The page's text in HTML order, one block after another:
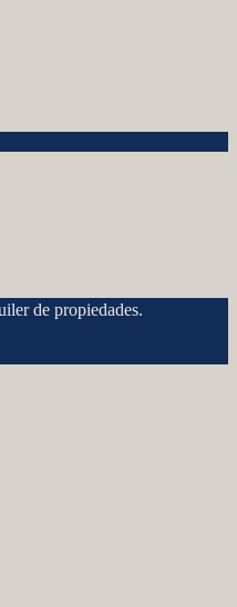
de propiedades.